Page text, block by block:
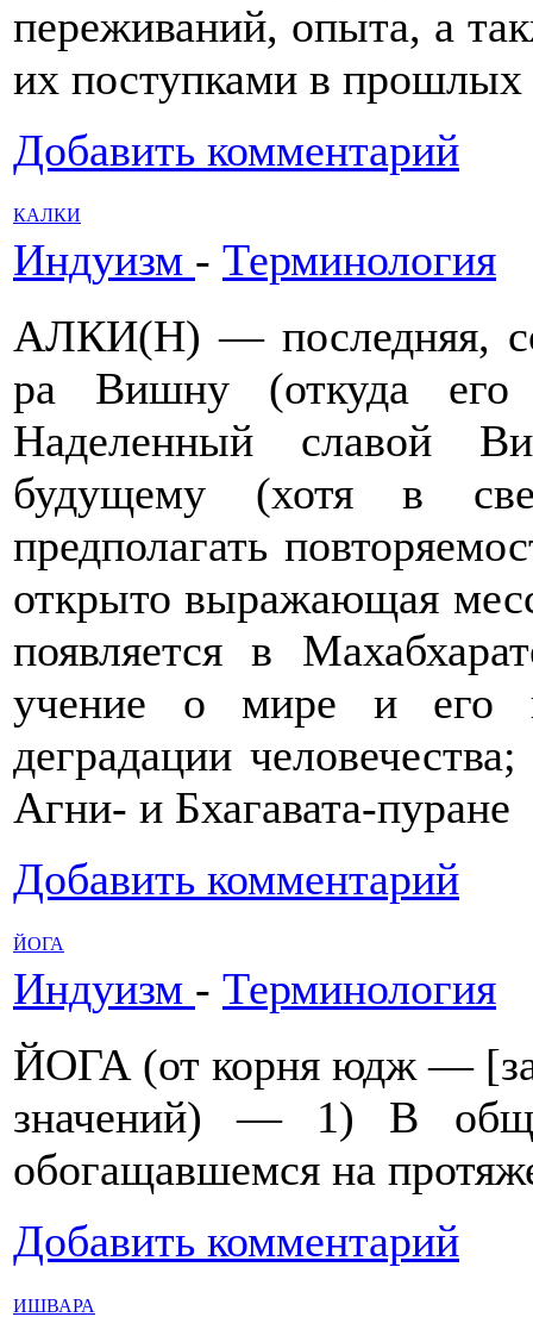
переживаний, опыта, а
их поступками в
Добавить комментарий
КАЛКИ
Индуизм - Терминология
АЛКИ(Н) — последняя,
ра Вишну (откуда
Наделенный славой
будущему (хотя в
предполагать
открыто выражающая
появляется в
учение о мире и его
деградации
Агни- и Бхагавата-пуране
Добавить комментарий
ЙОГА
Индуизм - Терминология
ЙОГА (от корня юдж —
значений) — 1) В
обогащавшемся на
Добавить комментарий
ИШВАРА